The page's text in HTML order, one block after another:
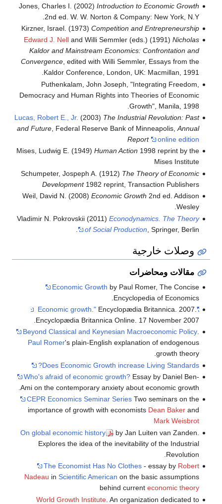
Jones, Charles I. (2002) Introduction to Economic Growth
2nd ed. W. W. Norton & Company: New York, N.Y.
Kirzner, Israel. (1973) Competition and Entrepreneurship
Edward J. Nelland Willi Semmler (eds.) (1991) Nicholas
Kaldor and Mainstream Economics: Confrontation and
Convergence, edited with Willi Semmler, Essays from the
Kaldor Conference, London, UK: Macmillan, 1991.
Puthenkalam, John Joseph, "Integrating Freedom,
Democracy and Human Rights into Theories of Economic
Growth", Manila, 1998.
Lucas, Robert E., Jr. (2003) The Industrial Revolution: Past
and Future, Federal Reserve Bank of Minneapolis, Annual
Report
online edition
Mises, Ludwig E. (1949) Human Action 1998 reprint by the
Mises Institute
Schumpeter, Jospeph A. (1912) The Theory of Economic
Development1982 reprint, Transaction Publishers
Weil, David N. (2008) Economic Growth 2nd ed. Addison
Wesley.
Vladimir N. Pokrovskii (2011) Econodynamics. The Theory
of Social Production , Springer, Berlin.
وصلات خارجية
مقالات ومحاضرات
Economic Growth by Paul Romer, The Concise
Encyclopedia of Economics.
"Economic growth."
Encyclopædia Britannica. 2007.
Encyclopædia Britannica Online. 17 November 2007.
Beyond Classical and Keynesian Macroeconomic Policy.
Paul Romer's plain-English explanation of endogenous
growth theory.
Does Economic Growth increase Living Standards?
Who's afraid of economic growth?Essay by Daniel Ben-
Ami on the contemporary anxiety about economic growth.
CEPR Economics Seminar SeriesTwo seminars on the
importance of growth with economists Dean Bakerand
Mark Weisbrot
On global economic history
by Jan Luiten van Zanden.
Explores the idea of the inevitability of the Industrial
Revolution.
The Economist Has No Clothes- essay by Robert
Nadeau in Scientific American on the basic assumptions
behind current economic theory
World Growth Institute. An organization dedicated to